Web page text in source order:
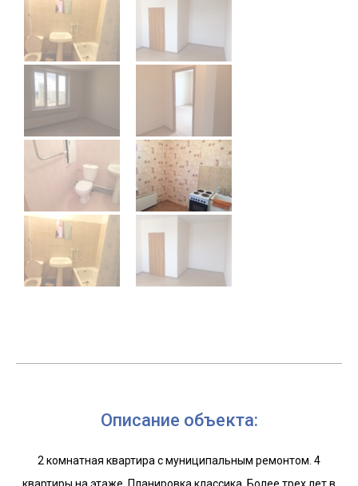
Описание объекта:
2 комнатная квартира с муниципальным ремонтом. 4